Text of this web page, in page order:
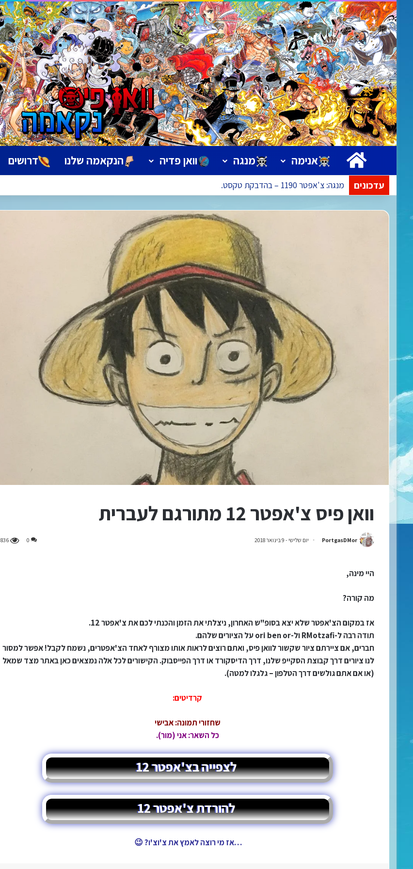
ראשי אנימה מנגה וואן פדיה הנקאמה שלנו דרושים
עדכונים אנימה: פרק 1173 – ישודר בתאריך 09.08.
וואן פיס צ'אפטר 12 מתורגם לעברית
PortgasDMor יום שלישי - 9 בינואר 2018 0
836
היי מינה,
מה קורה?
אז במקום הצ'אפטר שלא יצא בסופ"ש האחרון, ניצלתי את הזמן והכנתי לכם את צ'אפטר 12.
תודה רבה ל-RMotzafi ול-ori ben or על הציורים שלהם.
חברים, אם ציירתם ציור שקשור לוואן פיס, ואתם רוצים לראות אותו מצורף לאחד הצ'אפטרים, נשמח לקבל! אפשר למסור
לנו ציורים דרך קבוצת הסקייפ שלנו, דרך הדיסקורד או דרך הפייסבוק. הקישורים לכל אלה נמצאים כאן באתר מצד שמאל
(או אם אתם גולשים דרך הטלפון – גלגלו למטה).
קרדיטים:
שחזורי תמונה: אבישי
כל השאר: אני (מור).
לצפייה בצ'אפטר 12
להורדת צ'אפטר 12
…אז מי רוצה לאמץ את צ'וצ'ו? 😉